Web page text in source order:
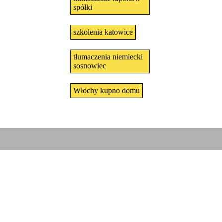
spółki
szkolenia katowice
tłumaczenia niemiecki
sosnowiec
Włochy kupno domu